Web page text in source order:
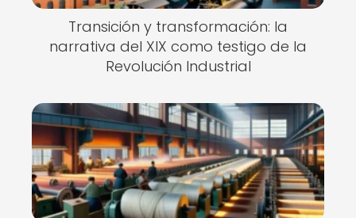
Transición y transformación: la
narrativa del XIX como testigo de la
Revolución Industrial